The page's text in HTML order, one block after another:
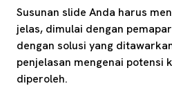
Susunan slide Anda harus
jelas, dimulai dengan
dengan solusi yang
penjelasan mengenai potensi
diperoleh.